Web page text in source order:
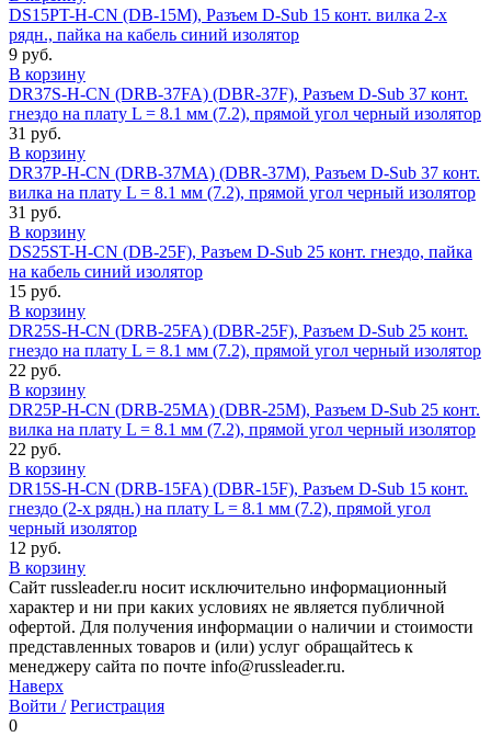
DS15PT-H-CN (DB-15M), Разъем D-Sub 15 конт. вилка 2-х
рядн., пайка на кабель синий изолятор
9 руб.
В корзину
DR37S-H-CN (DRB-37FA) (DBR-37F), Разъем D-Sub 37 конт.
гнездо на плату L = 8.1 мм (7.2), прямой угол черный изолятор
31 руб.
В корзину
DR37P-H-CN (DRB-37MA) (DBR-37M), Разъем D-Sub 37 конт.
вилка на плату L = 8.1 мм (7.2), прямой угол черный изолятор
31 руб.
В корзину
DS25ST-H-CN (DB-25F), Разъем D-Sub 25 конт. гнездо, пайка
на кабель синий изолятор
15 руб.
В корзину
DR25S-H-CN (DRB-25FA) (DBR-25F), Разъем D-Sub 25 конт.
гнездо на плату L = 8.1 мм (7.2), прямой угол черный изолятор
22 руб.
В корзину
DR25P-H-CN (DRB-25MA) (DBR-25M), Разъем D-Sub 25 конт.
вилка на плату L = 8.1 мм (7.2), прямой угол черный изолятор
22 руб.
В корзину
DR15S-H-CN (DRB-15FA) (DBR-15F), Разъем D-Sub 15 конт.
гнездо (2-х рядн.) на плату L = 8.1 мм (7.2), прямой угол
черный изолятор
12 руб.
В корзину
Сайт russleader.ru носит исключительно информационный
характер и ни при каких условиях не является публичной
офертой. Для получения информации о наличии и стоимости
представленных товаров и (или) услуг обращайтесь к
менеджеру сайта по почте info@russleader.ru.
Наверх
Войти / Регистрация
0